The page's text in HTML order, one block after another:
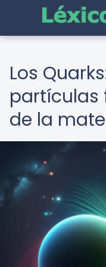
Los
partículas
de la